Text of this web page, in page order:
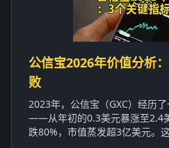
公信宝2026年价值分析
败
2023年，公信宝（GXC）经历
——从年初的0.3美元暴涨至2.4
跌80%，市值蒸发超3亿美元。